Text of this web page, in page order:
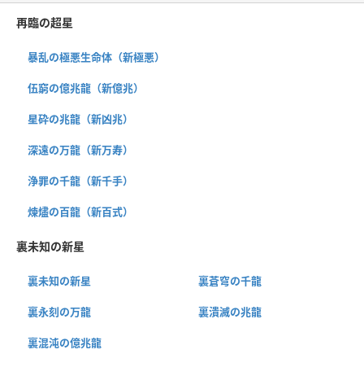
再臨の超星
暴乱の極悪生命体（新極悪）
伍窮の億兆龍（新億兆）
星砕の兆龍（新凶兆）
深遠の万龍（新万寿）
浄罪の千龍（新千手）
煉燼の百龍（新百式）
裏未知の新星
裏未知の新星 裏蒼穹の千龍
裏永刻の万龍 裏潰滅の兆龍
裏混沌の億兆龍